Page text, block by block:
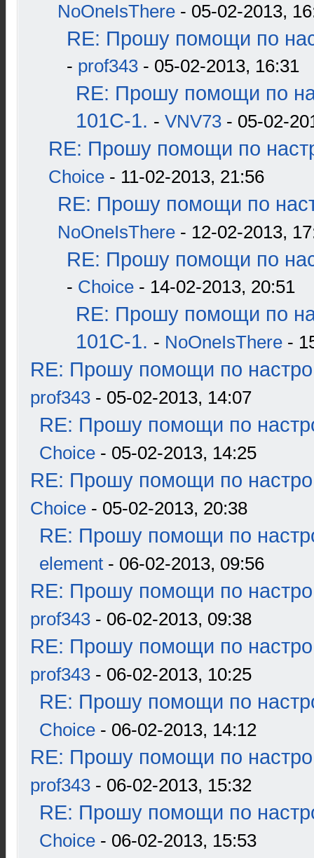
NoOneIsThere - 05-02-2013,
RE: Прошу помощи по
- prof343 - 05-02-2013, 16:31
RE: Прошу помощи по
101С-1. - VNV73 - 05-02-
RE: Прошу помощи по
Choice - 11-02-2013, 21:56
RE: Прошу помощи по
NoOneIsThere - 12-02-2013,
RE: Прошу помощи по
- Choice - 14-02-2013, 20:51
RE: Прошу помощи по
101С-1. - NoOneIsThere -
RE: Прошу помощи по
prof343 - 05-02-2013, 14:07
RE: Прошу помощи по
Choice - 05-02-2013, 14:25
RE: Прошу помощи по
Choice - 05-02-2013, 20:38
RE: Прошу помощи по
element - 06-02-2013, 09:56
RE: Прошу помощи по
prof343 - 06-02-2013, 09:38
RE: Прошу помощи по
prof343 - 06-02-2013, 10:25
RE: Прошу помощи по
Choice - 06-02-2013, 14:12
RE: Прошу помощи по
prof343 - 06-02-2013, 15:32
RE: Прошу помощи по
Choice - 06-02-2013, 15:53